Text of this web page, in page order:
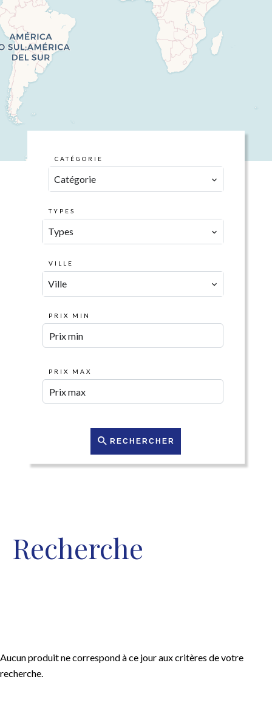
CATÉGORIE
Catégorie
TYPES
Types
VILLE
Ville
PRIX MIN
PRIX MAX
RECHERCHER
Recherche
Aucun produit ne correspond à ce jour aux critères de votre
recherche.